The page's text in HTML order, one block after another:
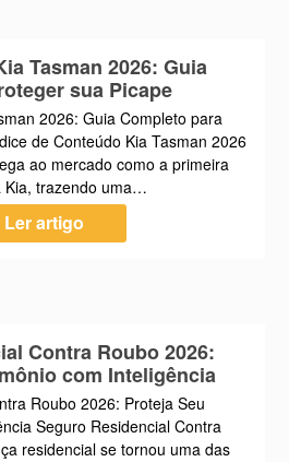
Tasman 2026: Guia
sua Picape
2026: Guia Completo para
de Conteúdo Kia Tasman 2026
ao mercado como a primeira
Kia, trazendo uma…
Ler artigo
Contra Roubo 2026:
com Inteligência
Roubo 2026: Proteja Seu
Seguro Residencial Contra
residencial se tornou uma das